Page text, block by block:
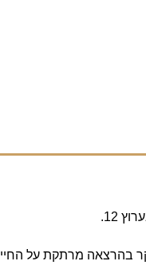
12.
בהרצאה מרתקת על